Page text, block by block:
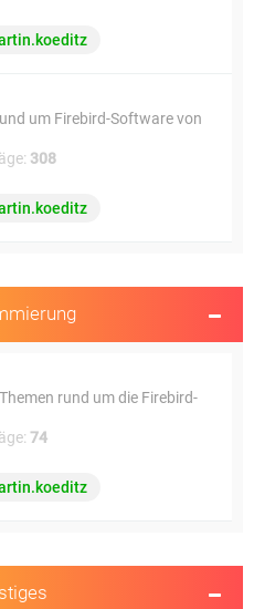
um Firebird-Software von
308
rund um die Firebird-
74